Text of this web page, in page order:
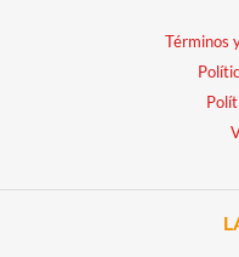
Términos